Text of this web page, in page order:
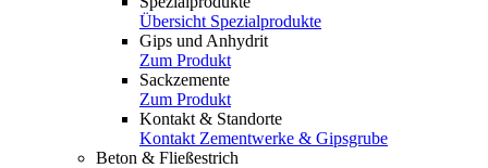
Übersicht Spezialprodukte
Gips und Anhydrit
Zum Produkt
Sackzemente
Zum Produkt
Kontakt & Standorte
Kontakt Zementwerke & Gipsgrube
Beton & Fließestrich